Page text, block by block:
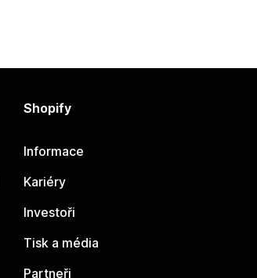
Shopify
Informace
Kariéry
Investoři
Tisk a média
Partneři